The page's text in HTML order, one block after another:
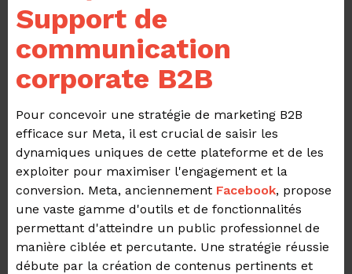
Support de
communication
corporate B2B
Pour concevoir une stratégie de marketing B2B
efficace sur Meta, il est crucial de saisir les
dynamiques uniques de cette plateforme et de les
exploiter pour maximiser l'engagement et la
conversion. Meta, anciennement Facebook, propose
une vaste gamme d'outils et de fonctionnalités
permettant d'atteindre un public professionnel de
manière ciblée et percutante. Une stratégie réussie
débute par la création de contenus pertinents et